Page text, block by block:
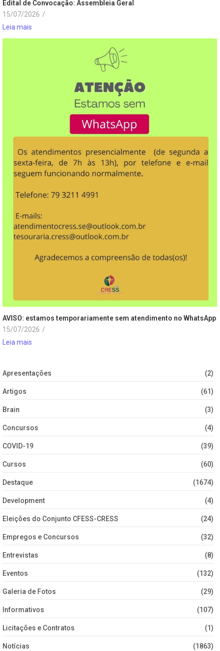
Edital de Convocação: Assembleia Geral
15/07/2026 /
Leia mais
AVISO: estamos temporariamente sem atendimento no WhatsApp
15/07/2026 /
Leia mais
Apresentações (2)
Artigos (61)
Brain (3)
Concursos (4)
COVID-19 (39)
Cursos (60)
Destaque (1674)
Development (4)
Eleições do Conjunto CFESS-CRESS (24)
Empregos e Concursos (32)
Entrevistas (8)
Eventos (132)
Galeria de Fotos (29)
Informativos (107)
Licitações e Contratos (1)
Notícias (1863)